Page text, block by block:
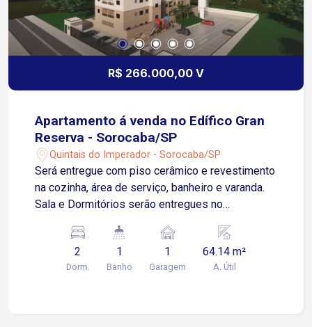
R$ 266.000,00 V
Apartamento á venda no Edífico Gran
Reserva - Sorocaba/SP
Quintais do Imperador - Sorocaba/SP
Será entregue com piso cerâmico e revestimento
na cozinha, área de serviço, banheiro e varanda.
Sala e Dormitórios serão entregues no
Apartamento possui 01 Vaga de Garagem
Descoberta e Fixa para um veículo de pequeno
ou médio porte Condomínio: torre única, 2
2
Dorm.
1
Banho
1
Garagem
64.14 m²
A. Útil